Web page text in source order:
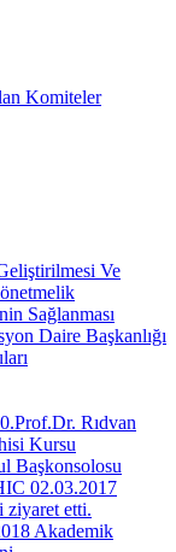
Komiteler
Ve
Sağlanması
Daire Başkanlığı
Rıdvan
Kursu
Başkonsolosu
02.03.2017
ziyaret etti.
Akademik